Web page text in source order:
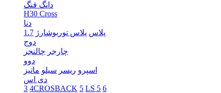
دانگ فنگ
H30 Cross
دنا
پلاس پلاس توربوشارژ 1.7
دوج
چارجر چالنجر
دوو
اسپرو ریسر سیلو ماتیز
دی اس
3 4CROSBACK 5 LS 5 6